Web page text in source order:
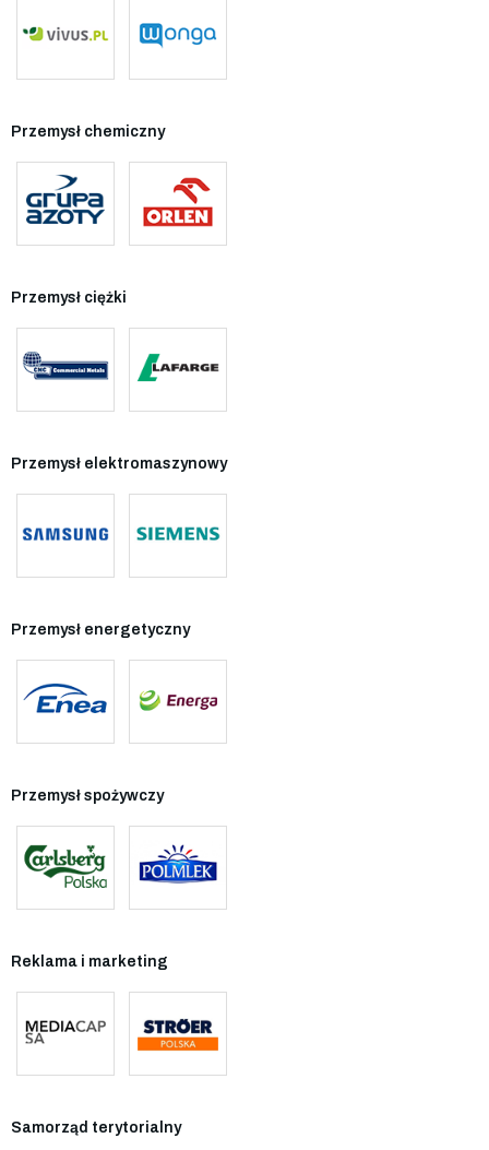
Przemysł chemiczny
Przemysł ciężki
Przemysł elektromaszynowy
Przemysł energetyczny
Przemysł spożywczy
Reklama i marketing
Samorząd terytorialny